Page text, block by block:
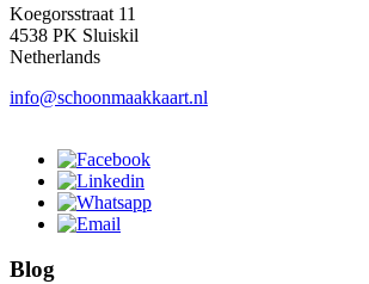
Koegorsstraat 11
4538 PK Sluiskil
Netherlands
info@schoonmaakkaart.nl
Blog